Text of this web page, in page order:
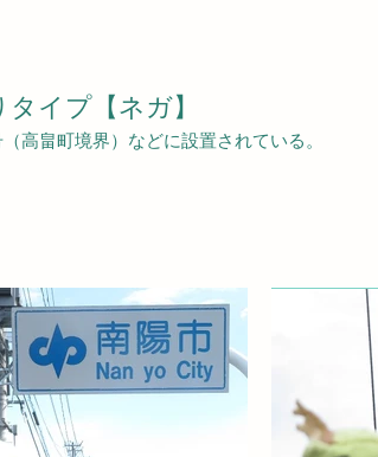
イプ【ネガ】
高畠町境界）などに設置されている。